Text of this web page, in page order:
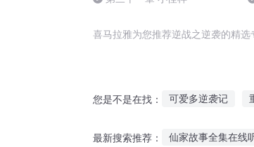
喜马拉雅为您推荐逆战之逆袭的精
您是不是在找： 可爱多逆袭记
最新搜索推荐： 仙家故事全集在线